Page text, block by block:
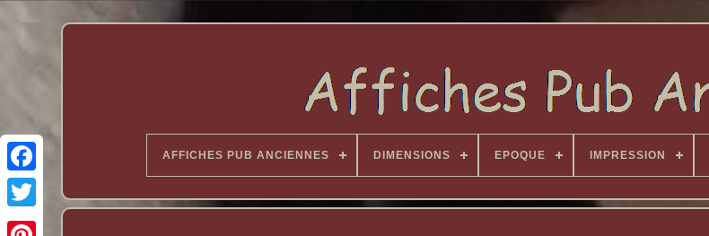
AFFICHES PUB ANCIENNES DIMENSIONS EPOQUE IMPRESSION